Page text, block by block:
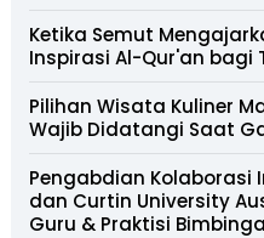
Ketika Semut
Inspirasi Al-Qur'an bagi
Pilihan Wisata Kuliner
Wajib Didatangi Saat
Pengabdian Kolaborasi
dan Curtin University
Guru & Praktisi